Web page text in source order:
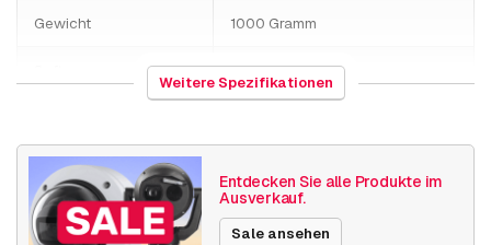
Gewicht 1000 Gramm
Streaming
Weitere Spezifikationen
Entdecken Sie alle Produkte im
Ausverkauf.
Sale ansehen